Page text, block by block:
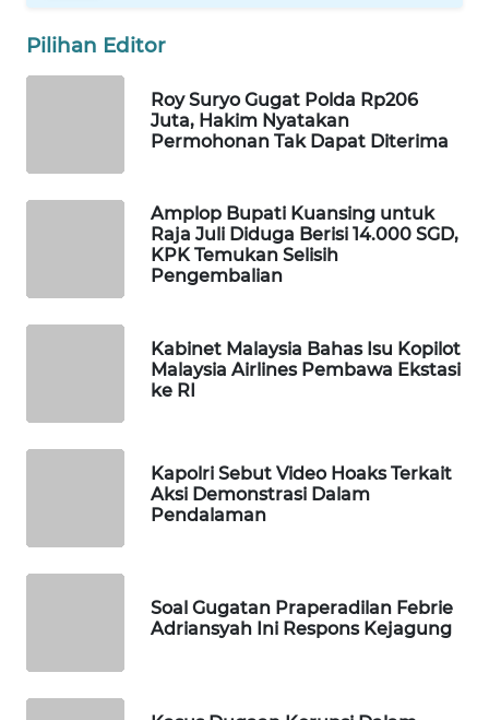
Pilihan Editor
Roy Suryo Gugat Polda Rp206
Juta, Hakim Nyatakan
Permohonan Tak Dapat Diterima
Amplop Bupati Kuansing untuk
Raja Juli Diduga Berisi 14.000 SGD,
KPK Temukan Selisih
Pengembalian
Kabinet Malaysia Bahas Isu Kopilot
Malaysia Airlines Pembawa Ekstasi
ke RI
Kapolri Sebut Video Hoaks Terkait
Aksi Demonstrasi Dalam
Pendalaman
Soal Gugatan Praperadilan Febrie
Adriansyah Ini Respons Kejagung
ID
WAHANANEWS
NET
WAHANA